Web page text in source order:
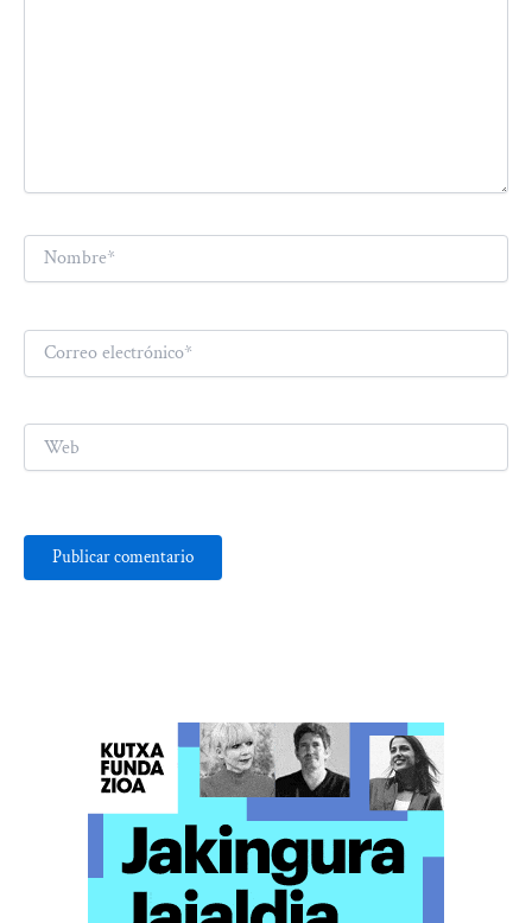
Nombre*
Correo
electrónico*